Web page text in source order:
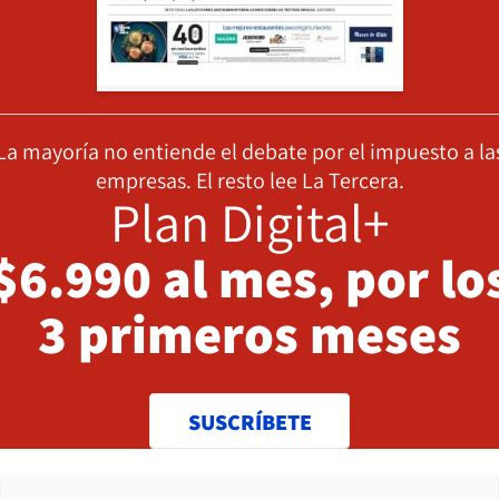
mayoría no entiende el debate por el impuesto a
empresas. El resto lee La Tercera.
Plan Digital+
al mes, por
3 primeros meses
SUSCRÍBETE